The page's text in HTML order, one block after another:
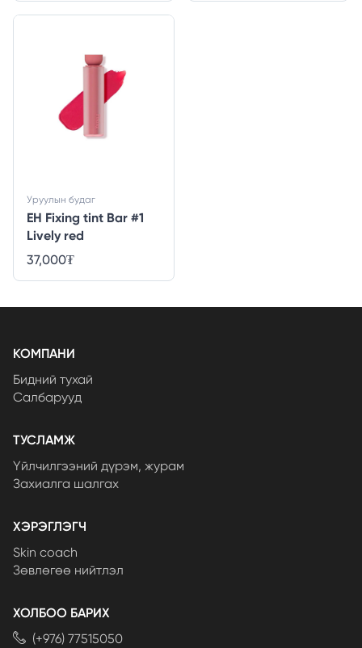
EH Fixing tint Bar #1
Lively red
Уруулын будаг
37,000₮
КОМПАНИ
Бидний тухай
Салбарууд
ТУСЛАМЖ
Үйлчилгээний дүрэм, журам
Захиалга шалгах
ХЭРЭГЛЭГЧ
Skin coach
Зөвлөгөө нийтлэл
ХОЛБОО БАРИХ
(+976) 77515050